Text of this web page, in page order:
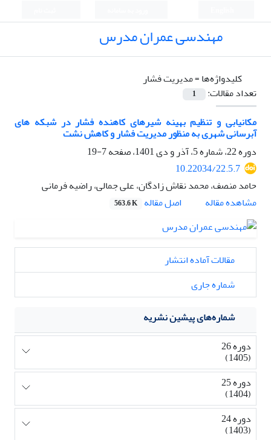
مهندسی عمران مدرس
کلیدواژه‌ها =مدیریت فشار
تعداد مقالات:
1
مکانیابی و تنظیم بهینه شیرهای کاهنده فشار در شبکه های
آبرسانی شهری به منظور مدیریت فشار و کاهش نشت
دوره 22، شماره 5، آذر و دی 1401، صفحه
7-19
10.22034/22.5.7
حامد منصف، محمد نقاش زادگان، علی جمالی، راضیه فرمانی
مشاهده مقاله
اصل مقاله 563.6 K
مقالات آماده انتشار
شماره جاری
شماره‌های پیشین نشریه
دوره 26
(1405)
دوره 25
(1404)
دوره 24
(1403)